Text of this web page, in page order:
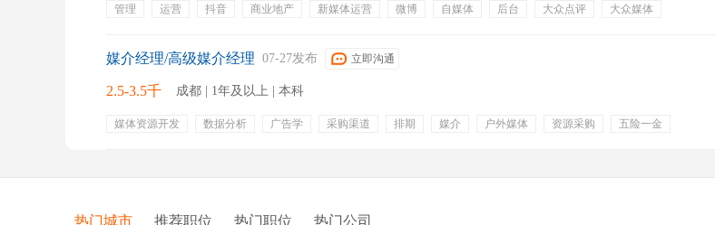
管理 运营 抖音 商业地产 新媒体运营 微博 自媒体 后台 大众点评
大众媒体
媒介经理/高级媒介经理 07-27发布 立即沟通
2.5-3.5千 成都 | 1年及以上 | 本科
媒体资源开发 数据分析 广告学 采购渠道 排期 媒介 户外媒体 资源采购
五险一金
热门城市 推荐职位 热门职位 热门公司